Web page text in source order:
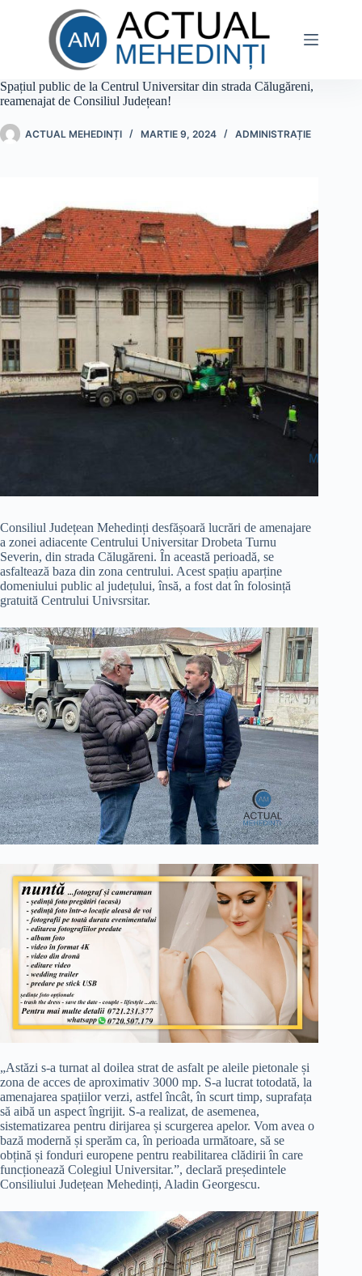
Spațiul public de la Centrul Universitar din strada Călugăreni,
reamenajat de Consiliul Județean!
ACTUAL MEHEDINȚI MARTIE 9, 2024 ADMINISTRAȚIE
Consiliul Județean Mehedinți desfășoară lucrări de amenajare
a zonei adiacente Centrului Universitar Drobeta Turnu
Severin, din strada Călugăreni. În această perioadă, se
asfaltează baza din zona centrului. Acest spațiu aparține
domeniului public al județului, însă, a fost dat în folosință
gratuită Centrului Univsrsitar.
„Astăzi s-a turnat al doilea strat de asfalt pe aleile pietonale și
zona de acces de aproximativ 3000 mp. S-a lucrat totodată, la
amenajarea spațiilor verzi, astfel încât, în scurt timp, suprafața
să aibă un aspect îngrijit. S-a realizat, de asemenea,
sistematizarea pentru dirijarea și scurgerea apelor. Vom avea o
bază modernă și sperăm ca, în perioada următoare, să se
obțină și fonduri europene pentru reabilitarea clădirii în care
funcționează Colegiul Universitar.”, declară președintele
Consiliului Județean Mehedinți, Aladin Georgescu.